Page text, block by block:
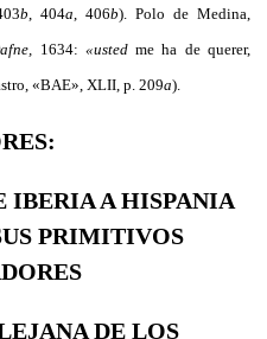
b , 404a , 406b). Polo de Medina,
1634: «ustedme ha de querer,
«BAE», XLII, p. 209a).
IBERIA A HISPANIA
PRIMITIVOS
DE LOS